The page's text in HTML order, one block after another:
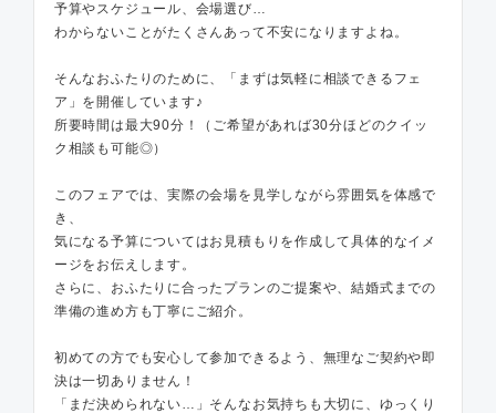
予算やスケジュール、会場選び…
わからないことがたくさんあって不安になりますよね。
そんなおふたりのために、「まずは気軽に相談できるフェ
ア」を開催しています♪
所要時間は最大90分！（ご希望があれば30分ほどのクイッ
ク相談も可能◎）
このフェアでは、実際の会場を見学しながら雰囲気を体感で
き、
気になる予算についてはお見積もりを作成して具体的なイメ
ージをお伝えします。
さらに、おふたりに合ったプランのご提案や、結婚式までの
準備の進め方も丁寧にご紹介。
初めての方でも安心して参加できるよう、無理なご契約や即
決は一切ありません！
「まだ決められない…」そんなお気持ちも大切に、ゆっくり